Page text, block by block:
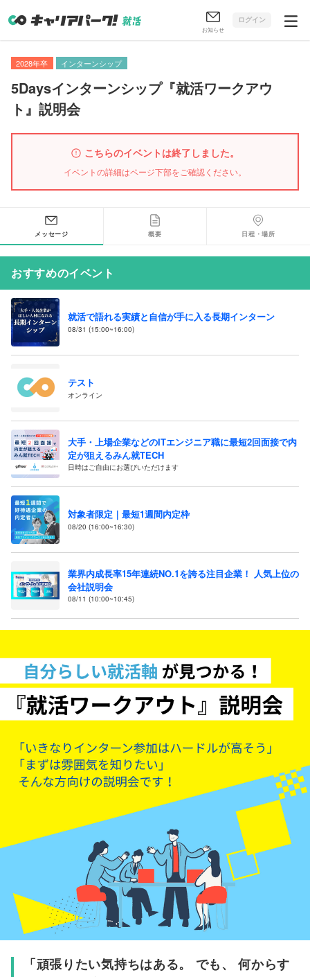
お知らせ
ログイン
2028年卒 インターンシップ
5Daysインターンシップ『就活ワークアウ
ト』説明会
こちらのイベントは終了しました。
イベントの詳細はページ下部をご確認ください。
メッセージ 概要 日程・場所
おすすめのイベント
就活で語れる実績と自信が手に入る長期インターン
08/31 (15:00~16:00)
テスト
オンライン
大手・上場企業などのITエンジニア職に最短2回面接で内
定が狙えるみん就TECH
日時はご自由にお選びいただけます
対象者限定｜最短1週間内定枠
08/20 (16:00~16:30)
業界内成長率15年連続NO.1を誇る注目企業！ 人気上位の
会社説明会
08/11 (10:00~10:45)
「頑張りたい気持ちはある。 でも、
何からす